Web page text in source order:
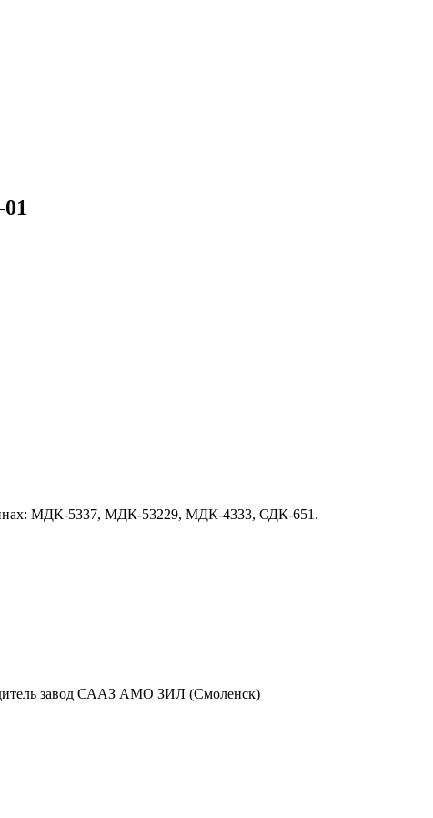
МДК-5337, МДК-53229, МДК-4333, СДК-651.
завод СААЗ АМО ЗИЛ (Смоленск)